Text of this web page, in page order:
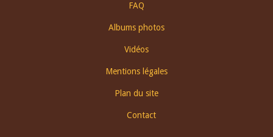
FAQ
Albums photos
Vidéos
Mentions légales
Plan du site
Contact